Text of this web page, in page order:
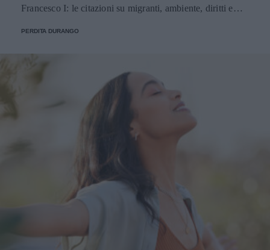
Francesco I: le citazioni su migranti, ambiente, diritti e
PERDITA DURANGO